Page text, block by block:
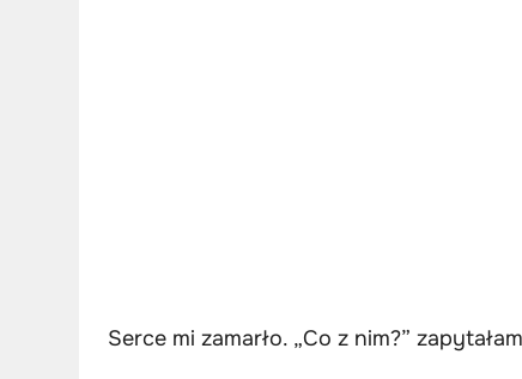
Serce mi zamarło. „Co z nim?”